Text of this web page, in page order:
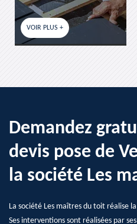
VOIR PLUS +
Demandez
devis pose de
la société Les
La société Les maîtres du toit réalise
Ses interventions sont réalisées par